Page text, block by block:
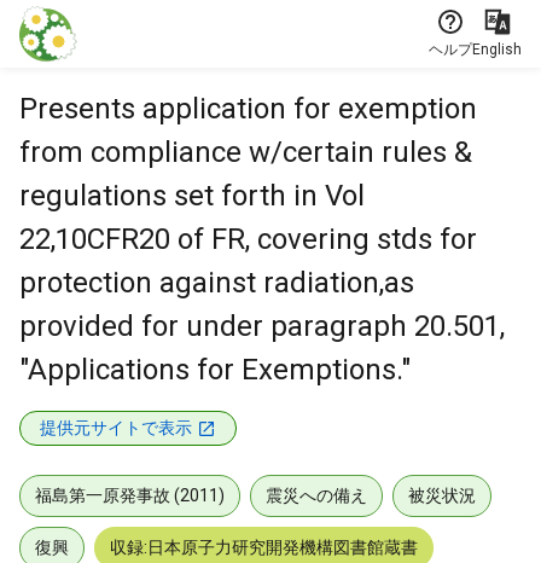
本文に飛ぶ
ヘルプEnglish
Presents application for exemption
from compliance w/certain rules &
regulations set forth in Vol
22,10CFR20 of FR, covering stds for
protection against radiation,as
provided for under paragraph 20.501,
"Applications for Exemptions."
提供元サイトで表示
福島第一原発事故 (2011) 震災への備え 被災状況
復興 収録:日本原子力研究開発機構図書館蔵書